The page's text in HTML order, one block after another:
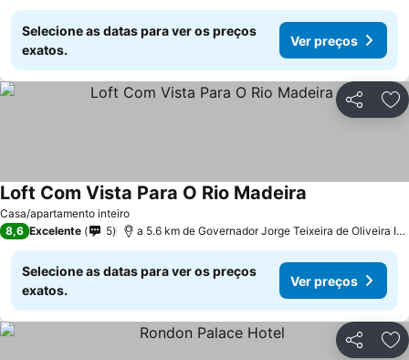
Selecione as datas para ver os preços
exatos.
Ver preços
Partilhar
Casa/apartamento inteiro
Loft Com Vista Para O Rio Madeira
8,6 Excelente 5 a 5.6 km de Governador Jorge Teixeira de Oliveira
Selecione as datas para ver os preços
exatos.
Ver preços
Partilhar